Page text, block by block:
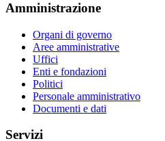
Amministrazione
Organi di governo
Aree amministrative
Uffici
Enti e fondazioni
Politici
Personale amministrativo
Documenti e dati
Servizi